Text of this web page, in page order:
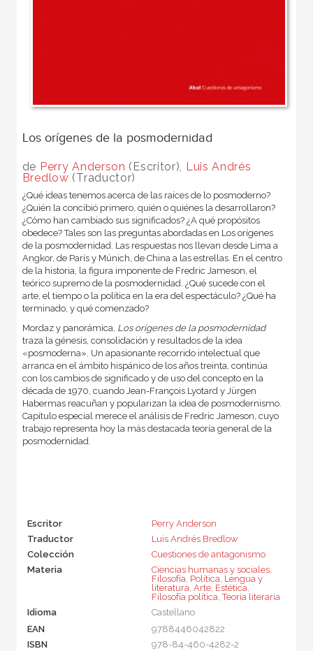
Los orígenes de la posmodernidad
de Perry Anderson (Escritor), Luis Andrés
Bredlow (Traductor)
¿Qué ideas tenemos acerca de las raíces de lo posmoderno?
¿Quién la concibió primero, quién o quiénes la desarrollaron?
¿Cómo han cambiado sus significados? ¿A qué propósitos
obedece? Tales son las preguntas abordadas en Los orígenes
de la posmodernidad. Las respuestas nos llevan desde Lima a
Angkor, de París y Múnich, de China a las estrellas. En el centro
de la historia, la figura imponente de Fredric Jameson, el
teórico supremo de la posmodernidad. ¿Qué sucede con el
arte, el tiempo o la política en la era del espectáculo? ¿Qué ha
terminado, y qué comenzado?
Mordaz y panorámica, Los orígenes de la posmodernidad
traza la génesis, consolidación y resultados de la idea
«posmoderna». Un apasionante recorrido intelectual que
arranca en el ámbito hispánico de los años treinta, continúa
con los cambios de significado y de uso del concepto en la
década de 1970, cuando Jean-François Lyotard y Jürgen
Habermas reacuñan y popularizan la idea de posmodernismo.
Capítulo especial merece el análisis de Fredric Jameson, cuyo
trabajo representa hoy la más destacada teoría general de la
posmodernidad.
Escritor
Perry Anderson
Traductor
Luis Andrés Bredlow
Colección
Cuestiones de antagonismo
Materia
Ciencias humanas y sociales,
Filosofía, Política, Lengua y
literatura, Arte, Estética,
Filosofía política,Teoría literaria
Idioma
Castellano
EAN
9788446042822
ISBN
978-84-460-4282-2